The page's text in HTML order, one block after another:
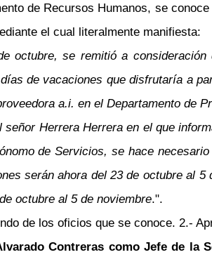
de Recursos Humanos, se
el cual literalmente manifiesta:
octubre, se remitió a
de vacaciones que disfrutaría a
a.i. en el Departamento de
Herrera Herrera en el que
de Servicios, se hace
serán ahora del 23 de octubre al
octubre al 5 de noviembre.".
de los oficios que se conoce. 2.-
Contreras como Jefe de la